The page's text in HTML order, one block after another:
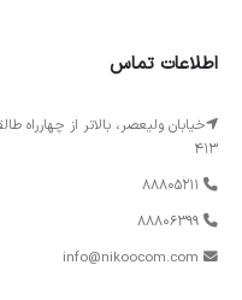
اطلاعات تماس
خیابان ولیعصر، بالاتر از چهارراه
413
88805211
88806399
info@nikoocom.com